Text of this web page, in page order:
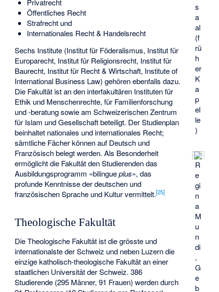
s
a
al
(f
rü
h
er
K
a
p
el
le
)
R
e
gi
n
a
M
u
n
di
,
G
e
b
Privatrecht
Öffentliches Recht
Strafrecht und
Internationales Recht & Handelsrecht
Sechs Institute (Institut für Föderalismus, Institut für
Europarecht, Institut für Religionsrecht, Institut für
Baurecht, Institut für Recht & Wirtschaft, Institute of
International Business Law) gehören ebenfalls dazu.
Die Fakultät ist an den interfakultären Instituten für
Ethik und Menschenrechte, für Familienforschung
und -beratung sowie am Schweizerischen Zentrum
für Islam und Gesellschaft beteiligt. Der Studienplan
beinhaltet nationales und internationales Recht;
sämtliche Fächer können auf Deutsch und
Französisch belegt werden. Als Besonderheit
ermöglicht die Fakultät den Studierenden das
Ausbildungsprogramm «bilingueplus», das
profunde Kenntnisse der deutschen und
französischen Sprache und Kultur vermittelt.[25]
Theologische Fakultät
Die Theologische Fakultät ist die grösste und
internationalste der Schweiz und neben Luzern die
einzige katholisch-theologische Fakultät an einer
staatlichen Universität der Schweiz. 386
Studierende (295 Männer, 91 Frauen) werden durch